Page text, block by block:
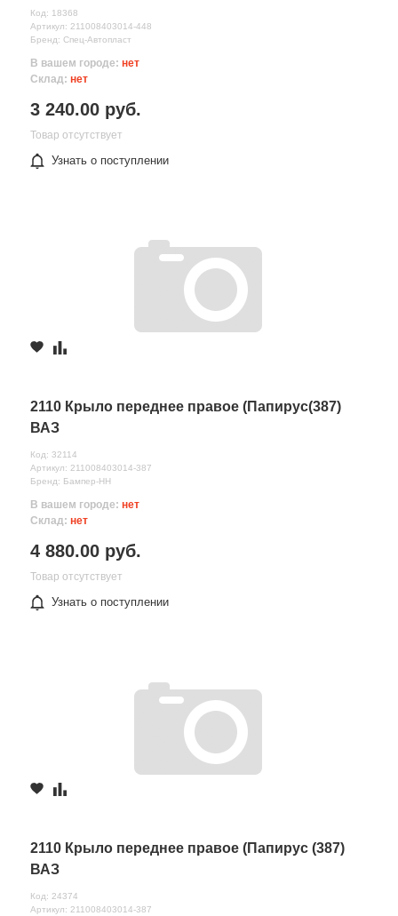
Код: 18368
Артикул: 211008403014-448
Бренд: Спец-Автопласт
В вашем городе: нет
Склад: нет
3 240.00 руб.
Товар отсутствует
Узнать о поступлении
2110 Крыло переднее правое (Папирус(387)
ВАЗ
Код: 32114
Артикул: 211008403014-387
Бренд: Бампер-НН
В вашем городе: нет
Склад: нет
4 880.00 руб.
Товар отсутствует
Узнать о поступлении
2110 Крыло переднее правое (Папирус (387)
ВАЗ
Код: 24374
Артикул: 211008403014-387